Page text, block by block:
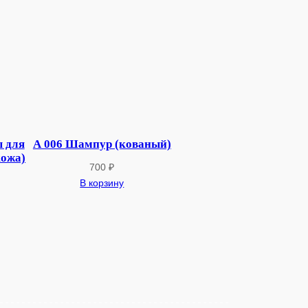
для
А 006 Шампур (кованый)
700₽
В корзину